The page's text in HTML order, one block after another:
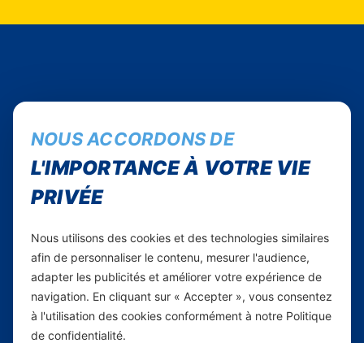
Suivez-nous...
Facebook
Twitter
Youtube
Yas Sénégal
NOUS ACCORDONS DE
L'IMPORTANCE À VOTRE VIE
PRIVÉE
Nous utilisons des cookies et des technologies similaires
afin de personnaliser le contenu, mesurer l'audience,
adapter les publicités et améliorer votre expérience de
navigation. En cliquant sur « Accepter », vous consentez
à l'utilisation des cookies conformément à notre Politique
de confidentialité.